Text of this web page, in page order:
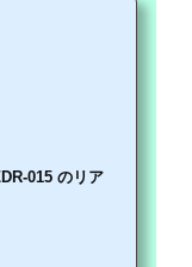
015 のリア